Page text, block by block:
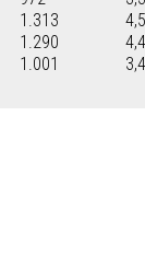
1.313
1.290
1.001